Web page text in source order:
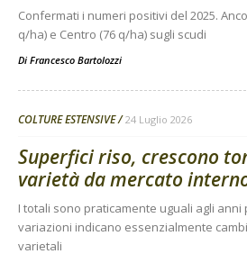
Confermati i numeri positivi del 2025.
q/ha) e Centro (76 q/ha) sugli scudi
Di Francesco Bartolozzi
COLTURE ESTENSIVE 24 Luglio 2026
Superfici riso, crescono
varietà da mercato
I totali sono praticamente uguali agli anni
variazioni indicano essenzialmente
varietali